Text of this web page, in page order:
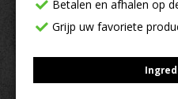
Betalen en afhalen op
Grijp uw favoriete